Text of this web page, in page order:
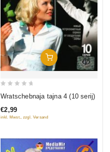
In Den Warenkorb
of
Wratschebnaja tajna 4 (10 serij)
€2,99
inkl. Mwst., zzgl. Versand